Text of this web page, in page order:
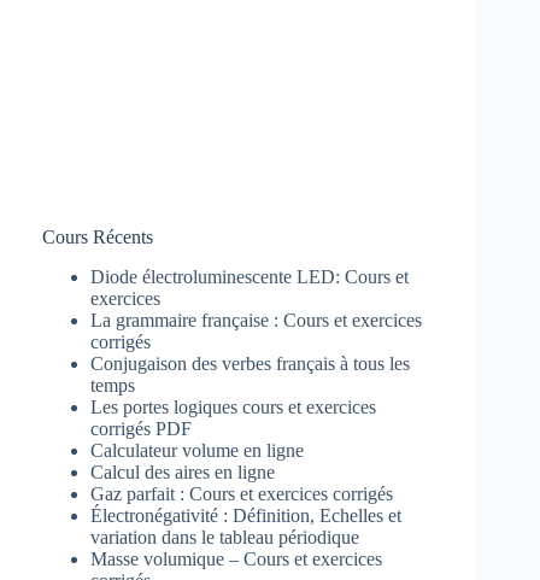
Cours Récents
Diode électroluminescente LED: Cours et
exercices
La grammaire française : Cours et exercices
corrigés
Conjugaison des verbes français à tous les
temps
Les portes logiques cours et exercices
corrigés PDF
Calculateur volume en ligne
Calcul des aires en ligne
Gaz parfait : Cours et exercices corrigés
Électronégativité : Définition, Echelles et
variation dans le tableau périodique
Masse volumique – Cours et exercices